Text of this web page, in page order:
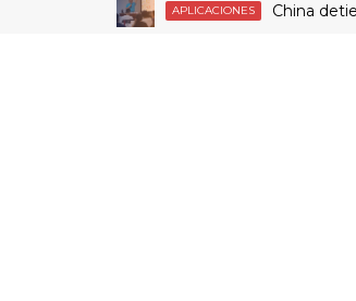
APLICACIONES China detiene a